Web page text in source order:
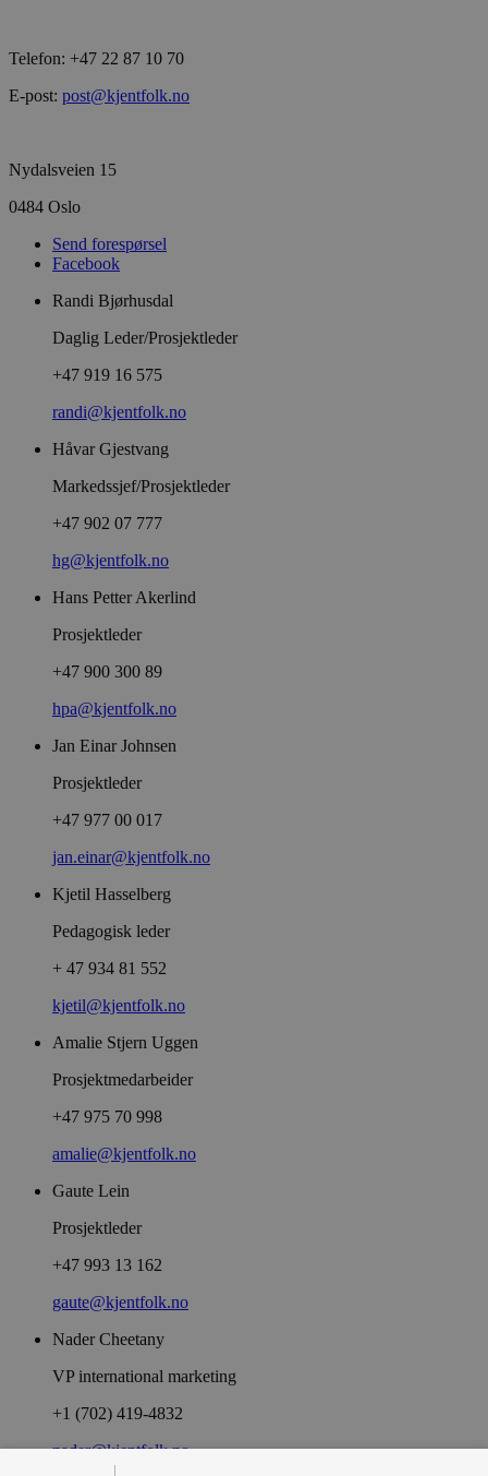
Telefon: +47 22 87 10 70
E-post: post@kjentfolk.no
Nydalsveien 15
0484 Oslo
Send forespørsel
Facebook
Randi Bjørhusdal
Daglig Leder/Prosjektleder
+47 919 16 575
randi@kjentfolk.no
Håvar Gjestvang
Markedssjef/Prosjektleder
+47 902 07 777
hg@kjentfolk.no
Hans Petter Akerlind
Prosjektleder
+47 900 300 89
hpa@kjentfolk.no
Jan Einar Johnsen
Prosjektleder
+47 977 00 017
jan.einar@kjentfolk.no
Kjetil Hasselberg
Pedagogisk leder
+ 47 934 81 552
kjetil@kjentfolk.no
Amalie Stjern Uggen
Prosjektmedarbeider
+47 975 70 998
amalie@kjentfolk.no
Gaute Lein
Prosjektleder
+47 993 13 162
gaute@kjentfolk.no
Nader Cheetany
VP international marketing
+1 (702) 419-4832
nader@kjentfolk.no